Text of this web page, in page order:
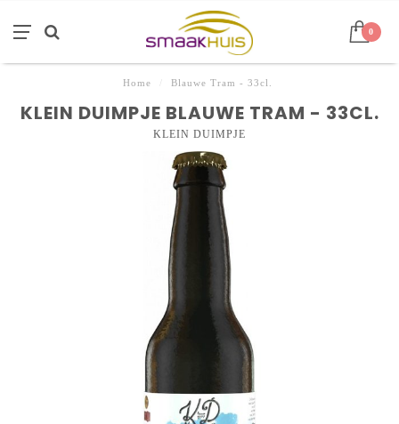
0
Home Blauwe Tram - 33cl.
KLEIN DUIMPJE BLAUWE TRAM - 33CL.
KLEIN DUIMPJE